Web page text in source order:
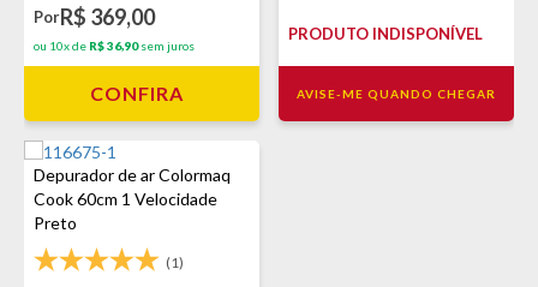
PorR$ 369,00
ou 10x de R$ 36,90sem juros
CONFIRA
PRODUTO INDISPONÍVEL
AVISE-ME QUANDO CHEGAR
Depurador de ar Colormaq
Cook 60cm 1 Velocidade
Preto
(1)